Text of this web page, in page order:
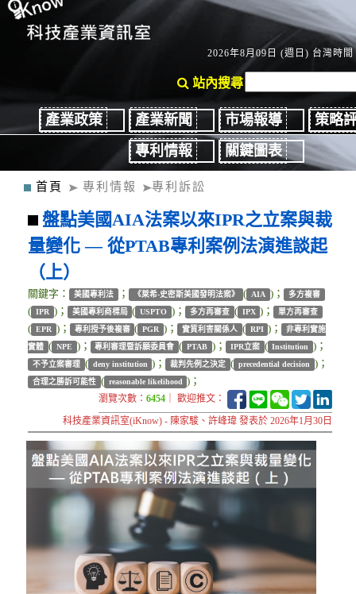
2026年8月09日 (週日) 台灣時間
站內搜尋
產業政策 產業新聞 市場報導
策略
專利情報
關鍵圖表
首頁 專利情報 專利訴訟
盤點美國AIA法案以來IPR之立案與裁
量變化 — 從PTAB專利案例法演進談起
（上）
關鍵字： 美國專利法 ； 《萊希-史密斯美國發明法案》 ( AIA )； 多方複審
( IPR )； 美國專利商標局 ( USPTO )； 多方再審查 ( IPX )； 單方再審查
( EPR )； 專利授予後複審 ( PGR )； 實質利害關係人 ( RPI )； 非專利實施
實體 ( NPE )； 專利審理暨訴願委員會 ( PTAB )； IPR立案 ( Institution )；
不予立案審理 ( deny institution )； 裁判先例之決定 ( precedential decision )；
合理之勝訴可能性 ( reasonable likelihood )；
瀏覽次數：6454 ｜ 歡迎推文：
科技產業資訊室(iKnow) - 陳家駿、許峰瑋 發表於 2026年1月30日